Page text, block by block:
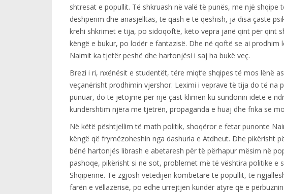
shtresat e popullit. Të shkruash në valë të punës, me një shqipe
dëshpërim dhe anasjelltas, të qash e të qeshish, ja disa çaste
krehi shkrimet e tija, po sidoqoftë, këto vepra janë qint për qint
këngë e bukur, po lodër e fantazisë. Dhe në qoftë se ai prodhim
Naimit ka tjetër peshë dhe hartonjësi i saj ha bukë veç.
Brezi i ri, nxënësit e studentët, tëre miqt’e shqipes të mos lënë
veçanërisht prodhimin vjershor. Leximi i veprave të tija do të na
punuar, do të jetojmë për një çast klimën ku sundonin idetë e
kundërshtim njëra me tjetrën, propaganda e huaj dhe frika se
Në këtë pështjellim të math politik, shoqëror e fetar punonte
këngë që frymëzoheshin nga dashuria e Atdheut. Dhe pikërisht
bënë hartonjës librash e abetaresh për të përhapur mësim në
pashoqe, pikërisht si ne sot, problemet më të vështira politike e
Shqipërinë. Të zgjosh vetëdijen kombëtare të popullit, të
farën e vëllazërisë, po edhe urrejtjen kundër atyre që e